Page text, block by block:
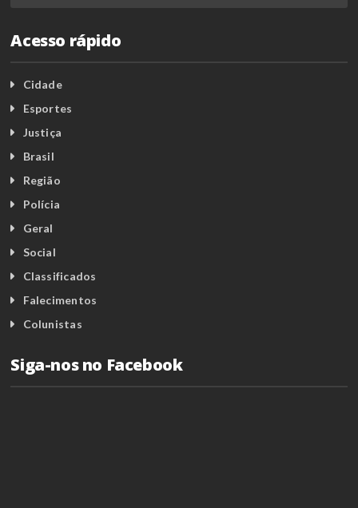
Acesso rápido
Cidade
Esportes
Justiça
Brasil
Região
Polícia
Geral
Social
Classificados
Falecimentos
Colunistas
Siga-nos no Facebook